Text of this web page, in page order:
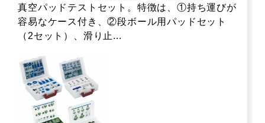
真空パッドテストセット。特徴は、①持ち運びが
容易なケース付き、②段ボール用パッドセット
（2セット）、滑り止...